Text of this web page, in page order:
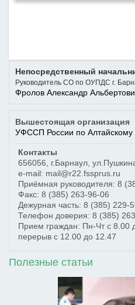
Непосредственный
Руководитель СО по ОУПДС г.
Фролов Александр
Вышестоящая организация
УФССП России по Алтайскому
Контакты
656056
г.Барнаул
e-mail: mail@r22.fssprus.ru
Приёмная руководителя: 8
Факс: 8 (385) 263-96-06
Дежурная часть: 8 (385) 229-
Телефон доверия: 8 (385)
Прием граждан: Пн-Чт с 8.00
перерыв с 12.00 до 12.47
Полезные статьи